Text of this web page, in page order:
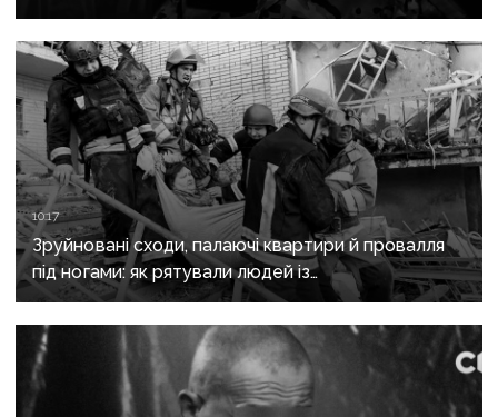
з «Азовсталі» повідомили про підозру
10:17
Зруйновані сходи, палаючі квартири й провалля
під ногами: як рятували людей із
багатоповерхівки в Краматорську